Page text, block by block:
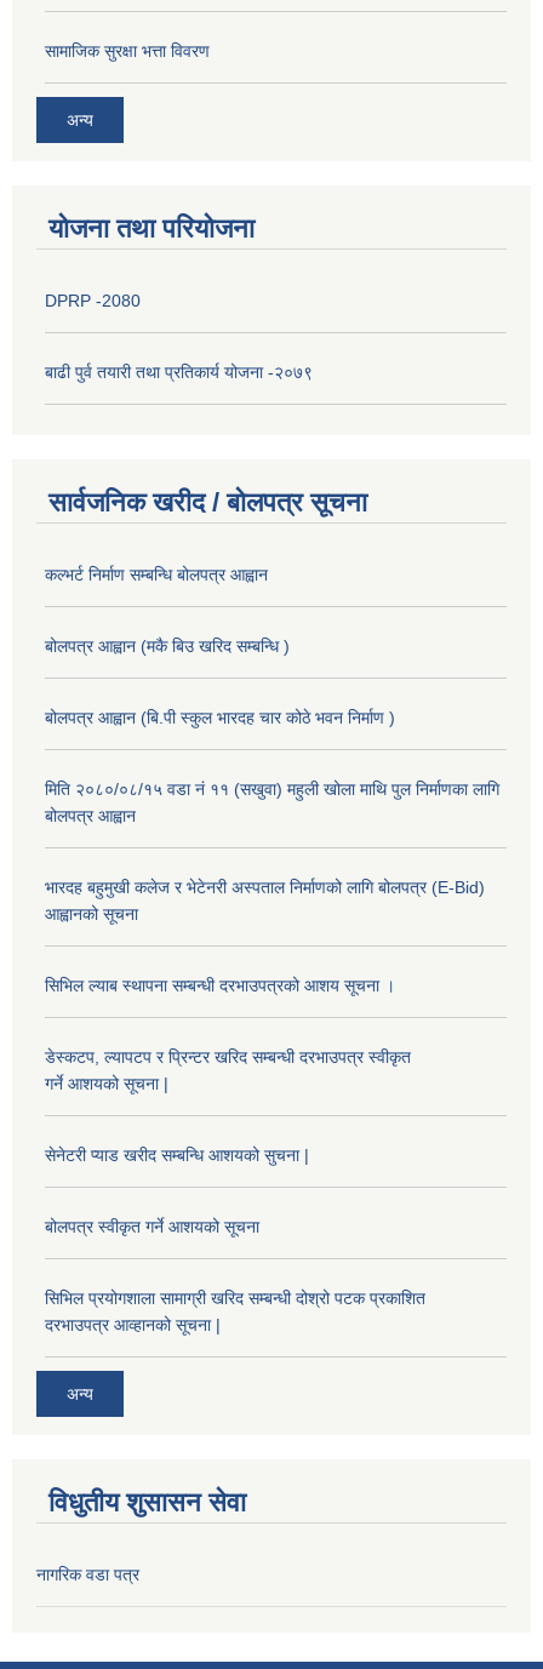
सामाजिक सुरक्षा भत्ता विवरण
अन्य
योजना तथा परियोजना
DPRP -2080
बाढी पुर्व तयारी तथा प्रतिकार्य योजना -२०७९
सार्वजनिक खरीद / बोलपत्र सूचना
कल्भर्ट निर्माण सम्बन्धि बोलपत्र आह्वान
बोलपत्र आह्वान (मकै बिउ खरिद सम्बन्धि )
बोलपत्र आह्वान (बि.पी स्कुल भारदह चार कोठे भवन निर्माण )
मिति २०८०/०८/१५ वडा नं ११ (सखुवा) महुली खोला माथि पुल निर्माणका लागि
बोलपत्र आह्वान
भारदह बहुमुखी कलेज र भेटेनरी अस्पताल निर्माणको लागि बोलपत्र (E-Bid)
आह्वानको सूचना
सिभिल ल्याब स्थापना सम्बन्धी दरभाउपत्रको आशय सूचना ।
डेस्कटप, ल्यापटप र प्रिन्टर खरिद सम्बन्धी दरभाउपत्र स्वीकृत
गर्ने आशयको सूचना |
सेनेटरी प्याड खरीद सम्बन्धि आशयको सुचना |
बोलपत्र स्वीकृत गर्ने आशयको सूचना
सिभिल प्रयोगशाला सामाग्री खरिद सम्बन्धी दोश्रो पटक प्रकाशित
दरभाउपत्र आव्हानको सूचना |
अन्य
विधुतीय शुसासन सेवा
नागरिक वडा पत्र